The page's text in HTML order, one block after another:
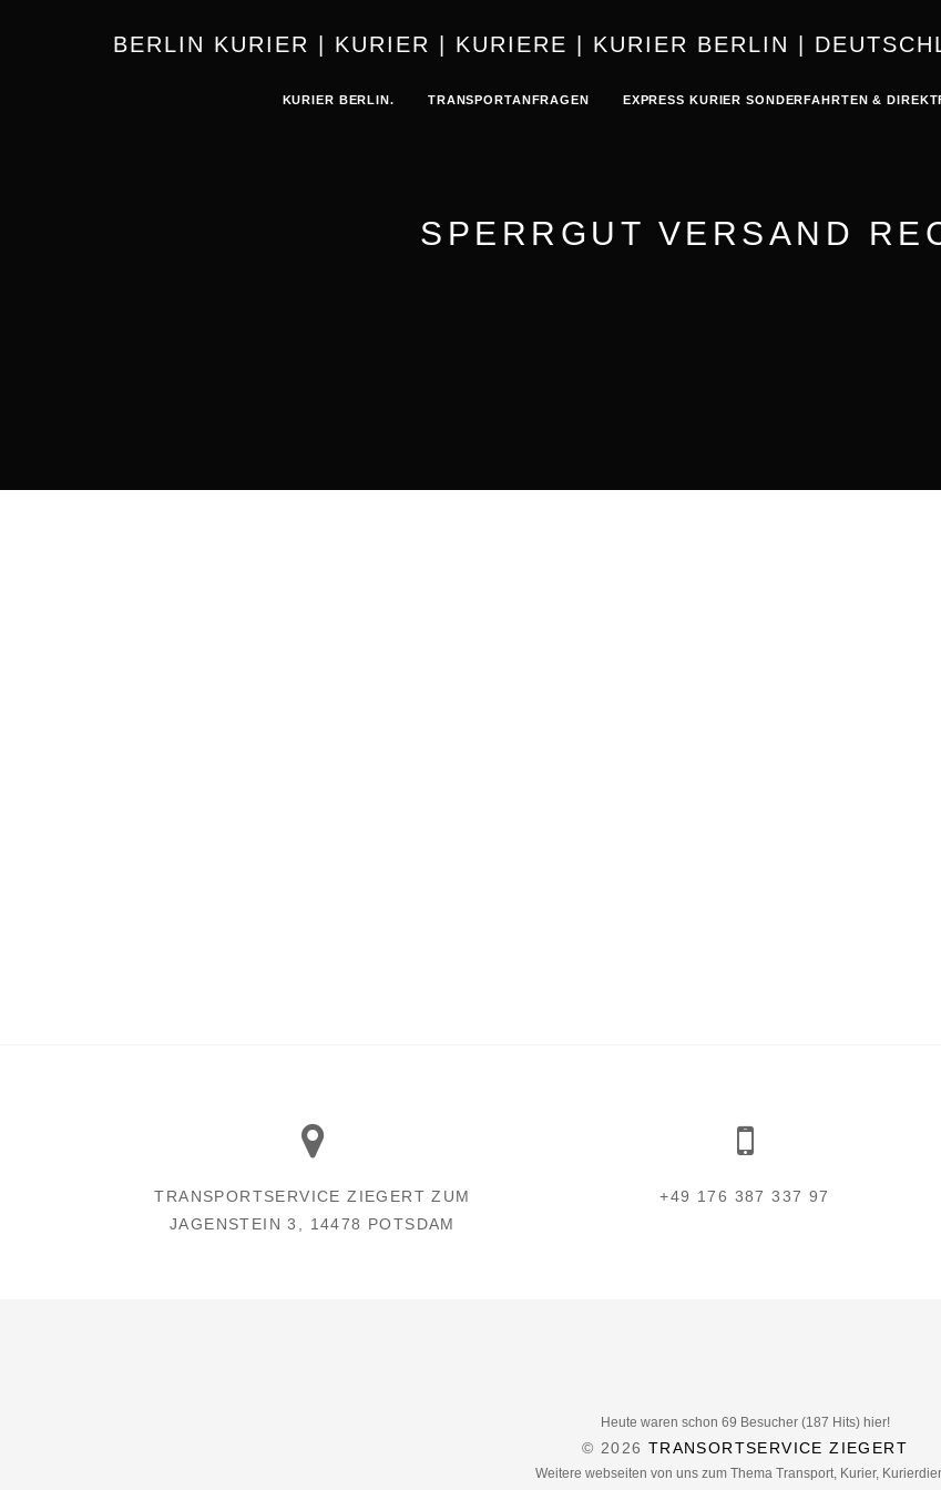
BERLIN KURIER |
KURIER BERLIN. TRANSPORTANFRAGEN EXPRESS KURIER SONDERFAHRTEN &
SPERRGUT VERSAND
TRANSPORTSERVICE ZIEGERT ZUM
JAGENSTEIN 3, 14478 POTSDAM
+49 176 387 337 97
Heute waren schon 69 Besucher (187 Hits) hier!
© 2026 TRANSORTSERVICE ZIEGERT
Weitere webseiten von uns zum Thema Transport, Kurier,